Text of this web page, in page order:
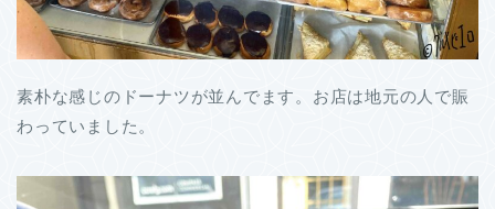
素朴な感じのドーナツが並んでます。お店は地元の人で賑
わっていました。